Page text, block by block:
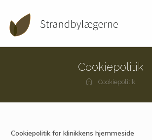
Cookiepolitik
Cookiepolitik
Cookiepolitik for klinikkens hjemmeside